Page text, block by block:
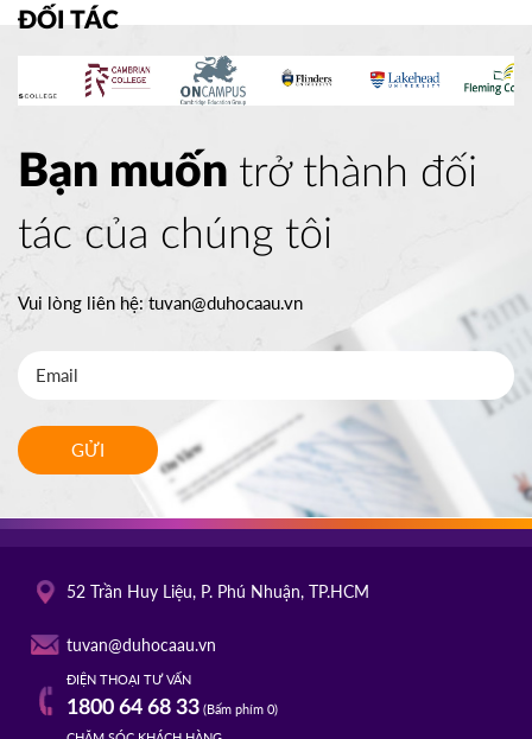
ĐỐI TÁC
Bạn muốn trở thành đối
tác của chúng tôi
Vui lòng liên hệ: tuvan@duhocaau.vn
GỬI
52 Trần Huy Liệu, P. Phú Nhuận, TP.HCM
tuvan@duhocaau.vn
ĐIỆN THOẠI TƯ VẤN
1800 64 68 33(Bấm phím 0)